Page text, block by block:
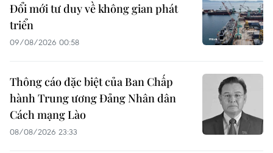
Đổi mới tư duy về không gian phát
triển
09/08/2026 00:58
Thông cáo đặc biệt của Ban Chấp
hành Trung ương Đảng Nhân dân
Cách mạng Lào
08/08/2026 23:33